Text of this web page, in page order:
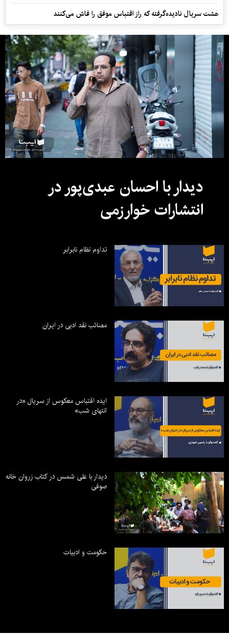
هشت سریال نادیده‌گرفته که راز اقتباس موفق را فاش می‌کنند
دیدار با احسان عبدی‌پور در
انتشارات خوارزمی
تداوم نظام نابرابر
مصائب نقد ادبی در ایران
ایده اقتباس معکوس از سریال «در
انتهای شب»
دیدار با علی شمس در کتاب زروان خانه
صوفی
حکومت و ادبیات